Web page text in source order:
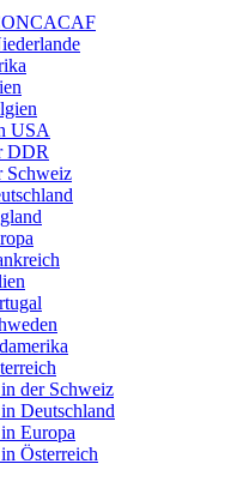
USA
DDR
Schweiz
der Schweiz
Deutschland
Europa
Österreich